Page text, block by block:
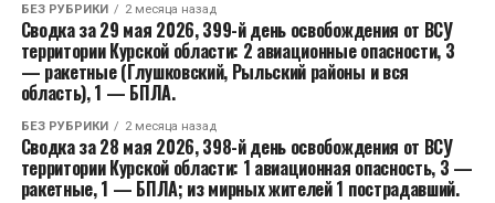
БЕЗ РУБРИКИ 2 месяца назад
Сводка за 29 мая 2026, 399-й день освобождения от ВСУ
территории Курской области: 2 авиационные опасности, 3
— ракетные (Глушковский, Рыльский районы и вся
область), 1 — БПЛА.
БЕЗ РУБРИКИ 2 месяца назад
Сводка за 28 мая 2026, 398-й день освобождения от ВСУ
территории Курской области: 1 авиационная опасность, 3 —
ракетные, 1 — БПЛА; из мирных жителей 1 пострадавший.